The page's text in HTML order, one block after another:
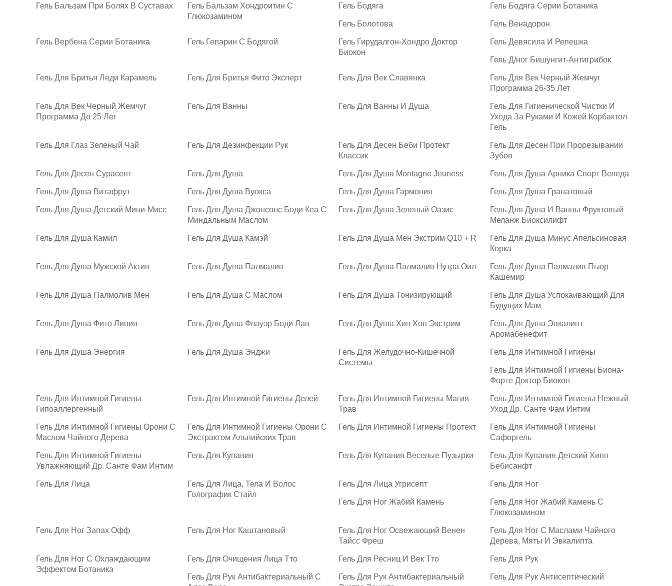
Гель Бальзам При Болях В Суставах
Гель Бальзам Хондроитин С
Глюкозамином
Гель Бодяга Гель Бодяга Серии Ботаника
Гель Болотова Гель Венадорон
Гель Вербена Серии Ботаника Гель Гепарин С Бодягой
Гель Гирудалгон-Хондро Доктор
Биокон
Гель Девясила И Репешка
Гель Д/ног Бишунгит-Антигрибок
Гель Для Бритья Леди Карамель Гель Для Бритья Фито Эксперт Гель Для Век Славянка
Гель Для Век Черный Жемчуг
Программа 26-35 Лет
Гель Для Век Черный Жемчуг
Программа До 25 Лет
Гель Для Ванны Гель Для Ванны И Душа
Гель Для Гигиенической Чистки И
Ухода За Руками И Кожей Корбактол
Гель
Гель Для Глаз Зеленый Чай Гель Для Дезинфекции Рук
Гель Для Десен Беби Протект
Классик
Гель Для Десен При Прорезывании
Зубов
Гель Для Десен Сурасепт Гель Для Душа Гель Для Душа Montagne Jeuness Гель Для Душа Арника Спорт Веледа
Гель Для Душа Витафрут Гель Для Душа Вуокса Гель Для Душа Гармония Гель Для Душа Гранатовый
Гель Для Душа Детский Мини-Мисс
Гель Для Душа Джонсонс Боди Кеа С
Миндальным Маслом
Гель Для Душа Зеленый Оазис
Гель Для Душа И Ванны Фруктовый
Меланж Биоксилифт
Гель Для Душа Камил Гель Для Душа Камэй Гель Для Душа Мен Экстрим Q10 + R
Гель Для Душа Минус Апельсиновая
Корка
Гель Для Душа Мужской Актив Гель Для Душа Палмалив Гель Для Душа Палмалив Нутра Оил
Гель Для Душа Палмалив Пьюр
Кашемир
Гель Для Душа Палмолив Мен Гель Для Душа С Маслом Гель Для Душа Тонизирующий
Гель Для Душа Успокаивающий Для
Будущих Мам
Гель Для Душа Фито Линия Гель Для Душа Флауэр Боди Лав Гель Для Душа Хип Хоп Экстрим
Гель Для Душа Эвкалипт
Аромабенефит
Гель Для Душа Энергия Гель Для Душа Энджи
Гель Для Желудочно-Кишечной
Системы
Гель Для Интимной Гигиены
Гель Для Интимной Гигиены Биона-
Форте Доктор Биокон
Гель Для Интимной Гигиены
Гипоаллергенный
Гель Для Интимной Гигиены Делей
Гель Для Интимной Гигиены Магия
Трав
Гель Для Интимной Гигиены Нежный
Уход Др. Санте Фам Интим
Гель Для Интимной Гигиены Орони С
Маслом Чайного Дерева
Гель Для Интимной Гигиены Орони С
Экстрактом Альпийских Трав
Гель Для Интимной Гигиены Протект
Гель Для Интимной Гигиены
Сафоргель
Гель Для Интимной Гигиены
Увлажняющий Др. Санте Фам Интим
Гель Для Купания Гель Для Купания Веселые Пузырки
Гель Для Купания Детский Хипп
Бебисанфт
Гель Для Лица
Гель Для Лица, Тела И Волос
Голографик Стайл
Гель Для Лица Угрисепт Гель Для Ног
Гель Для Ног Жабий Камень
Гель Для Ног Жабий Камень С
Глюкозамином
Гель Для Ног Запах Офф Гель Для Ног Каштановый
Гель Для Ног Освежающий Венен
Тайсс Фреш
Гель Для Ног С Маслами Чайного
Дерева, Мяты И Эвкалипта
Гель Для Ног С Охлаждающим
Эффектом Ботаника
Гель Для Очищения Лица Тто Гель Для Ресниц И Век Тто Гель Для Рук
Гель Для Рук Антибактериальный С
Гель Для Рук Антибактериальный
Гель Для Рук Антисептический